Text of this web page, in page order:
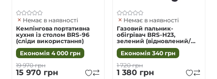
Немає в наявності
Кемпінгова портативна
кухня із столом BRS-96
(сліди використання)
Економія 4 000 грн
19 970грн
15 970 грн
Немає в наявності
Газовий пальник-
обігрівач BRS-H23,
зелений (відновлений/
відкрита упаковка)
Економія 340 грн
1 720грн
1 380 грн